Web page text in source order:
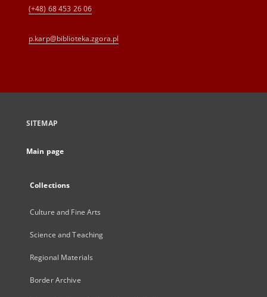
(+48) 68 453 26 06
p.karp@biblioteka.zgora.pl
SITEMAP
Main page
Collections
Culture and Fine Arts
Science and Teaching
Regional Materials
Border Archive